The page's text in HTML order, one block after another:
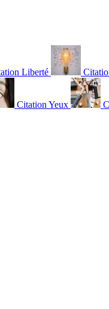
Liberté
Citation Yeux